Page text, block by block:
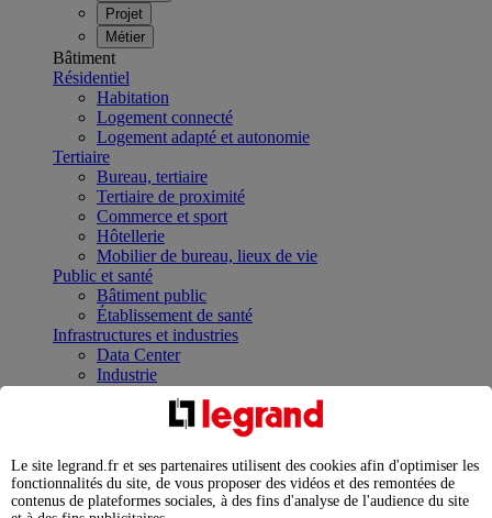
Projet
Métier
Bâtiment
Résidentiel
Habitation
Logement connecté
Logement adapté et autonomie
Tertiaire
Bureau, tertiaire
Tertiaire de proximité
Commerce et sport
Hôtellerie
Mobilier de bureau, lieux de vie
Public et santé
Bâtiment public
Établissement de santé
Infrastructures et industries
Data Center
Industrie
Infrastructures
Contrôler et planifier le fonctionnement des appareils
Répartir et optimiser son tableau électrique
Legrand Data Center Solutions : concentrer les
expertises au service de vos performances
Le site legrand.fr et ses partenaires utilisent des cookies afin d'optimiser les
fonctionnalités du site, de vous proposer des vidéos et des remontées de
contenus de plateformes sociales, à des fins d'analyse de l'audience du site